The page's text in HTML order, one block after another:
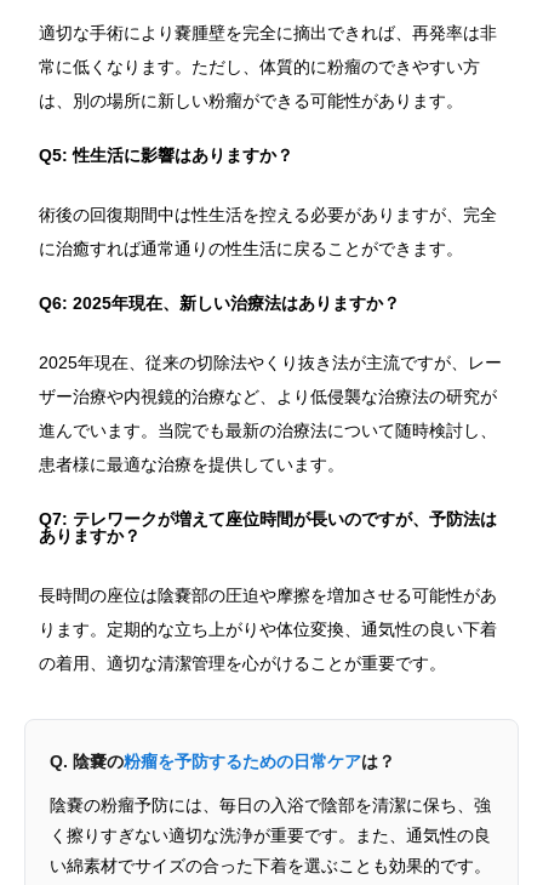
適切な手術により嚢腫壁を完全に摘出できれば、再発率は非
常に低くなります。ただし、体質的に粉瘤のできやすい方
は、別の場所に新しい粉瘤ができる可能性があります。
Q5: 性生活に影響はありますか？
術後の回復期間中は性生活を控える必要がありますが、完全
に治癒すれば通常通りの性生活に戻ることができます。
Q6: 2025年現在、新しい治療法はありますか？
2025年現在、従来の切除法やくり抜き法が主流ですが、レー
ザー治療や内視鏡的治療など、より低侵襲な治療法の研究が
進んでいます。当院でも最新の治療法について随時検討し、
患者様に最適な治療を提供しています。
Q7: テレワークが増えて座位時間が長いのですが、予防法は
ありますか？
長時間の座位は陰嚢部の圧迫や摩擦を増加させる可能性があ
ります。定期的な立ち上がりや体位変換、通気性の良い下着
の着用、適切な清潔管理を心がけることが重要です。
Q. 陰嚢の粉瘤を予防するための日常ケアは？
陰嚢の粉瘤予防には、毎日の入浴で陰部を清潔に保ち、強
く擦りすぎない適切な洗浄が重要です。また、通気性の良
い綿素材でサイズの合った下着を選ぶことも効果的です。